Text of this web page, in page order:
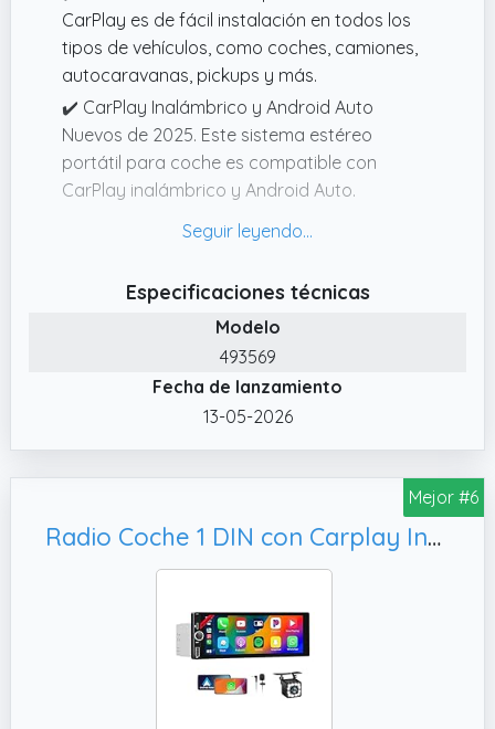
llamadas, los mensajes y el contenido
multimedia con manos libres.
CarPlay es de fácil instalación en todos los
tipos de vehículos, como coches, camiones,
autocaravanas, pickups y más.
✔️ CarPlay Inalámbrico y Android Auto
Nuevos de 2025. Este sistema estéreo
portátil para coche es compatible con
CarPlay inalámbrico y Android Auto.
✔️ Pantalla Táctil HD y Conexión por Espejo.
función de conexión por espejo para
dispositivos Android e iOS.
✔️ Cámara de Retroceso de 170°. La pantalla
CarPlay viene equipada con una cámara de
retroceso HD impermeable con ángulo
vertical ajustable de 170°.
✔️ Múltiples Modos de Transmisión de Audio.
pantalla CarPlay mejorada incorpora
altavoces del sistema estéreo del coche y
disfrutar de una experiencia de audio sin
pérdidas en el vehículo.
Especificaciones técnicas
Modelo
493569
Fecha de lanzamiento
13-05-2026
Mejor #6
Radio Coche 1 DIN con Carplay Inalámbrico - Pantalla Táctil de 6.86 Pulgadas, RDS FM Radio/Type-C de Recharge/Mic/SWC